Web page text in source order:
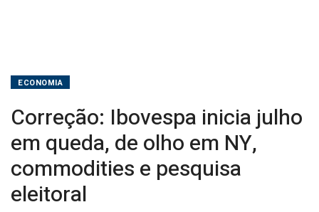
ECONOMIA
Correção: Ibovespa inicia julho
em queda, de olho em NY,
commodities e pesquisa
eleitoral